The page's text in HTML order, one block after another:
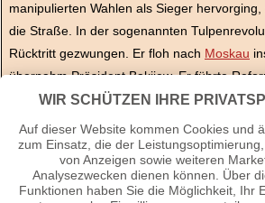
manipulierten Wahlen als Sieger
die Straße. In der sogenannten
Rücktritt gezwungen. Er floh nach Moskau
übernahm Präsident Bakijew. Er führte
demokratisierte das Land, aber trotzdem
Unruhen gegen die Regierung. 2010 wurde
ausgearbeitet, die die Rückkehr zur
vorsieht und es fanden Wahlen statt.